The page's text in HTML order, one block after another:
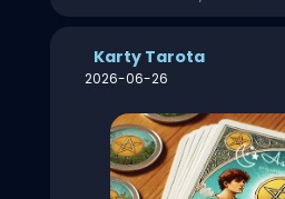
Karty Tarota
2026-06-26